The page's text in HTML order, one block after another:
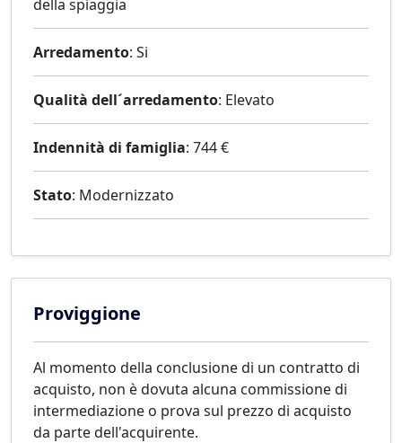
della spiaggia
Arredamento: Si
Qualità dell´arredamento: Elevato
Indennità di famiglia: 744 €
Stato: Modernizzato
Proviggione
Al momento della conclusione di un contratto di
acquisto, non è dovuta alcuna commissione di
intermediazione o prova sul prezzo di acquisto
da parte dell'acquirente.